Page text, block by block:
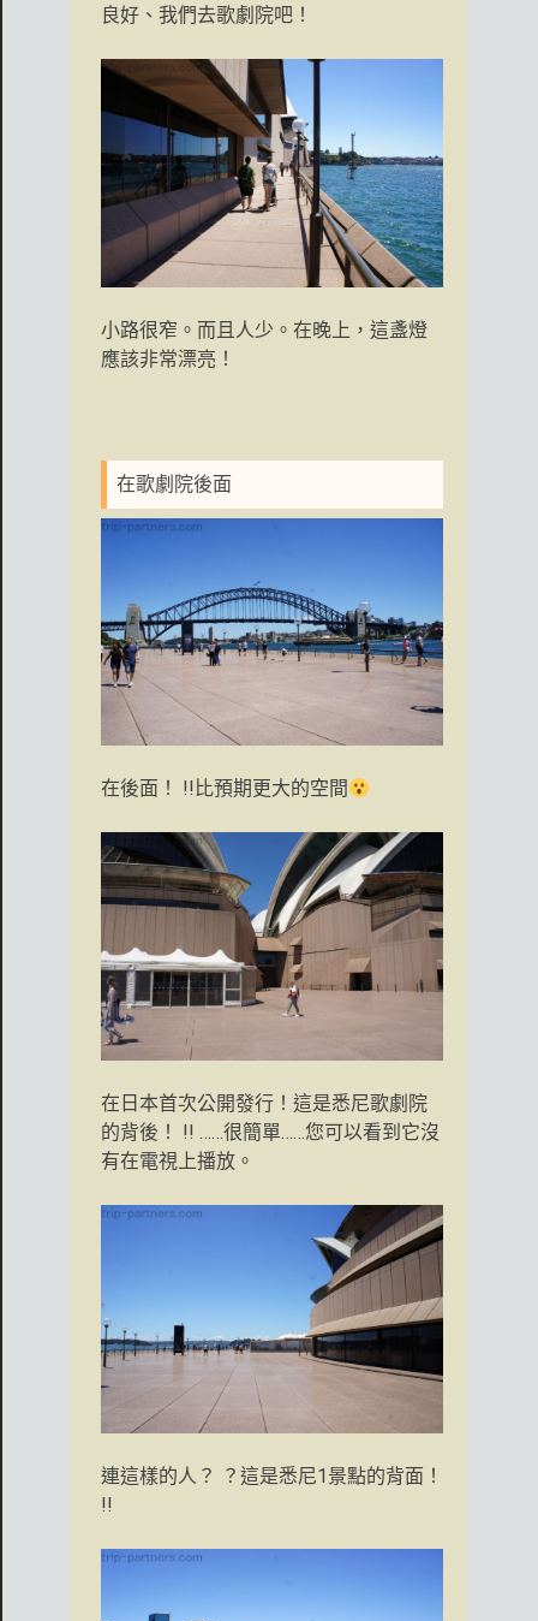
良好、我們去歌劇院吧！
小路很窄。而且人少。在晚上，這盞燈
應該非常漂亮！
在歌劇院後面
在後面！ !!比預期更大的空間
在日本首次公開發行！這是悉尼歌劇院
的背後！ !! ……很簡單……您可以看到它沒
有在電視上播放。
連這樣的人？ ？這是悉尼1景點的背面！
!!